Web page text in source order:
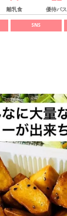
離乳食 優待パス
SNS